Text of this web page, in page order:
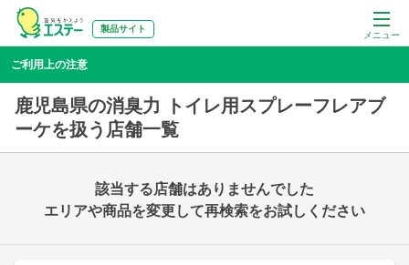
メニュー
製品サイト
ご利用上の注意
鹿児島県の消臭力 トイレ用スプレーフレアブ
ーケを扱う店舗一覧
該当する店舗はありませんでした
エリアや商品を変更して再検索をお試しください